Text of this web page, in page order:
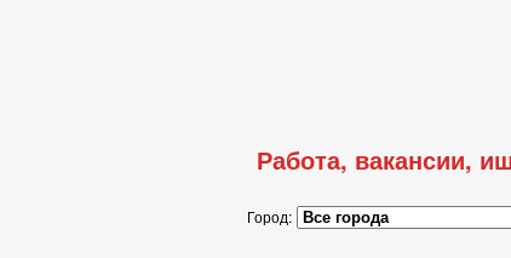
Работа, вакансии,
Город: